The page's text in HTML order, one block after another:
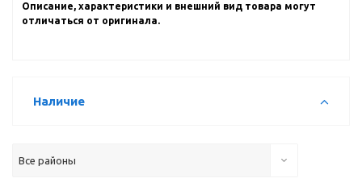
Описание, характеристики и внешний вид товара могут
отличаться от оригинала.
Наличие
Все районы